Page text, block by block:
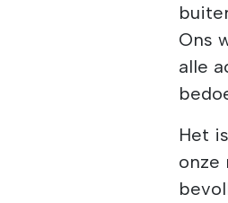
Ons
alle
Het
onze